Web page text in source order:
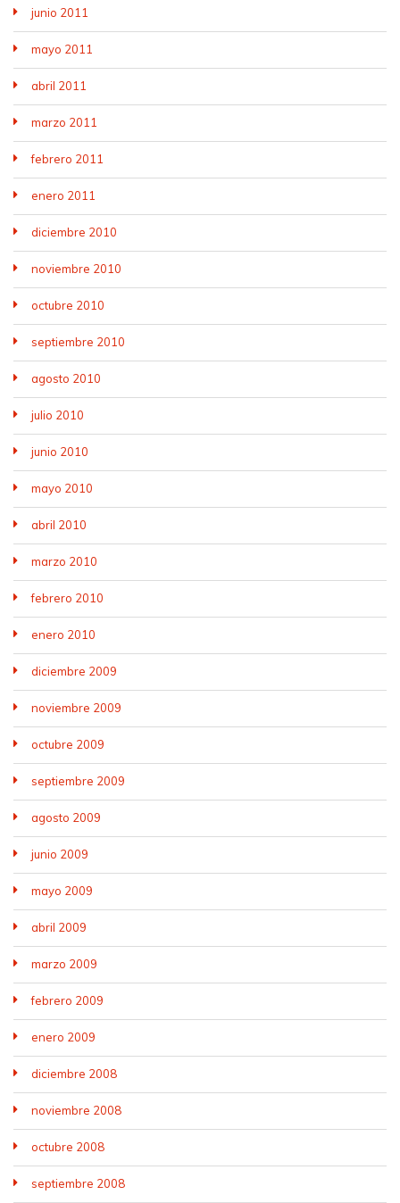
junio 2011
mayo 2011
abril 2011
marzo 2011
febrero 2011
enero 2011
diciembre 2010
noviembre 2010
octubre 2010
septiembre 2010
agosto 2010
julio 2010
junio 2010
mayo 2010
abril 2010
marzo 2010
febrero 2010
enero 2010
diciembre 2009
noviembre 2009
octubre 2009
septiembre 2009
agosto 2009
junio 2009
mayo 2009
abril 2009
marzo 2009
febrero 2009
enero 2009
diciembre 2008
noviembre 2008
octubre 2008
septiembre 2008